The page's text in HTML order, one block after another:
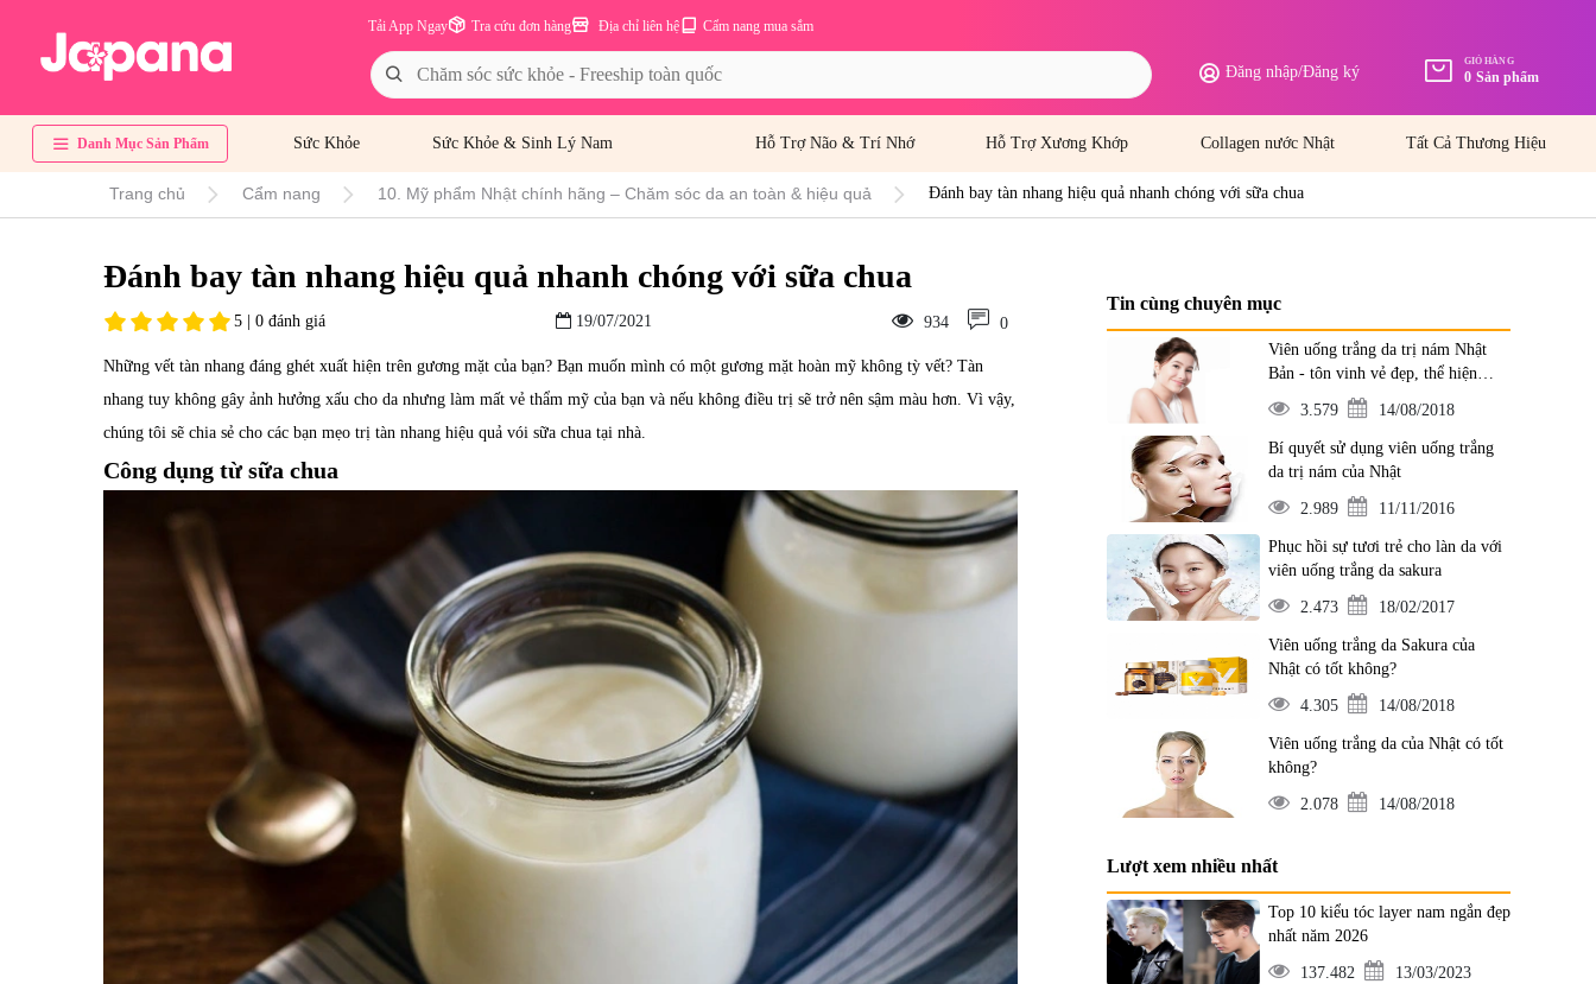
Cẩm nang mua sắm
Địa chỉ liên hệ
Tra cứu đơn hàng
Tải App Ngay
Đăng nhập/Đăng ký
GIỎ HÀNG
0 Sản phẩm
Danh Mục Sản Phẩm Sức Khỏe Sức Khỏe & Sinh Lý Nam Hỗ Trợ Não & Trí Nhớ Hỗ Trợ Xương Khớp Collagen nước Nhật Tất Cả Thương Hiệu
Trang chủ Cẩm nang 10. Mỹ phẩm Nhật chính hãng – Chăm sóc da an toàn & hiệu quả Đánh bay tàn nhang hiệu quả nhanh chóng với sữa chua
Đánh bay tàn nhang hiệu quả nhanh chóng với sữa chua
5 | 0 đánh giá 19/07/2021 934 0
Những vết tàn nhang đáng ghét xuất hiện trên gương mặt của bạn? Bạn muốn mình có một gương mặt hoàn mỹ không tỳ vết? Tàn
nhang tuy không gây ảnh hưởng xấu cho da nhưng làm mất vẻ thẩm mỹ của bạn và nếu không điều trị sẽ trở nên sậm màu hơn. Vì vậy,
chúng tôi sẽ chia sẻ cho các bạn mẹo trị tàn nhang hiệu quả vói sữa chua tại nhà.
Công dụng từ sữa chua
Tin cùng chuyên mục
Viên uống trắng da trị nám Nhật
Bản - tôn vinh vẻ đẹp, thể hiện
đẳng cấp
3.579 14/08/2018
Bí quyết sử dụng viên uống trắng
da trị nám của Nhật
2.989 11/11/2016
Phục hồi sự tươi trẻ cho làn da với
viên uống trắng da sakura
2.473 18/02/2017
Viên uống trắng da Sakura của
Nhật có tốt không?
4.305 14/08/2018
Viên uống trắng da của Nhật có tốt
không?
2.078 14/08/2018
Lượt xem nhiều nhất
Top 10 kiểu tóc layer nam ngắn đẹp
nhất năm 2026
137.482 13/03/2023